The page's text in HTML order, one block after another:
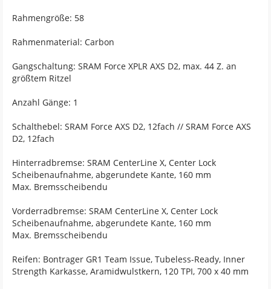
Rahmengröße: 58
Rahmenmaterial: Carbon
Gangschaltung: SRAM Force XPLR AXS D2, max. 44 Z. an
größtem Ritzel
Anzahl Gänge: 1
Schalthebel: SRAM Force AXS D2, 12fach // SRAM Force AXS
D2, 12fach
Hinterradbremse: SRAM CenterLine X, Center Lock
Scheibenaufnahme, abgerundete Kante, 160 mm
Max. Bremsscheibendu
Vorderradbremse: SRAM CenterLine X, Center Lock
Scheibenaufnahme, abgerundete Kante, 160 mm
Max. Bremsscheibendu
Reifen: Bontrager GR1 Team Issue, Tubeless-Ready, Inner
Strength Karkasse, Aramidwulstkern, 120 TPI, 700 x 40 mm